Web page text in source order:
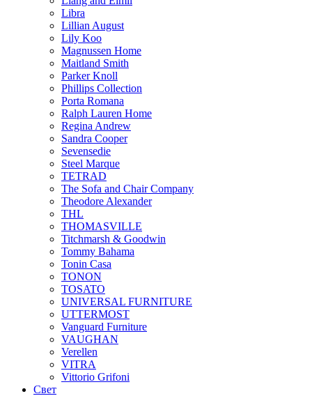
Libra
Lillian August
Lily Koo
Magnussen Home
Maitland Smith
Parker Knoll
Phillips Collection
Porta Romana
Ralph Lauren Home
Regina Andrew
Sandra Cooper
Sevensedie
Steel Marque
TETRAD
The Sofa and Chair Company
Theodore Alexander
THL
THOMASVILLE
Titchmarsh & Goodwin
Tommy Bahama
Tonin Casa
TONON
TOSATO
UNIVERSAL FURNITURE
UTTERMOST
Vanguard Furniture
VAUGHAN
Verellen
VITRA
Vittorio Grifoni
Свет